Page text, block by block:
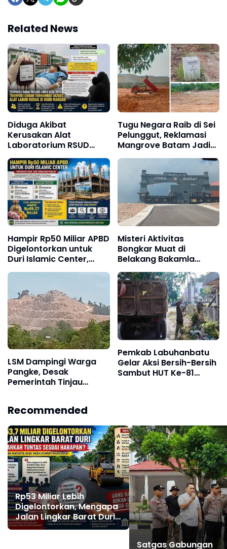
Related News
Diduga Akibat
Kerusakan Alat
Laboratorium RSUD
Pasien Terpaksa Bawa
Pulang Anak Usai
Operasi di RS Thursina,
Meski Membutuhkan
Transfusi Darah
Tugu Negara Raib di Sei
Pelunggut, Reklamasi
Mangrove Batam Jadi
Hampir Rp50 Miliar APBD
Digelontorkan untuk
Duri Islamic Center,
Kondisi Lapangan Jadi
Misteri Aktivitas
Bongkar Muat di
Belakang Bakamla
Barelang, Bea Cukai dan
APH Didesak Lakukan
Penindakan
LSM Dampingi Warga
Pangke, Desak
Pemerintah Tinjau
Alam Persada
Pemkab Labuhanbatu
Gelar Aksi Bersih-Bersih
Sambut HUT Ke-81
Recommended
Rp53 Miliar Lebih
Digelontorkan, Mengapa
Jalan Lingkar Barat Duri
Masih Menyisakan Tanda
Satgas Gabungan